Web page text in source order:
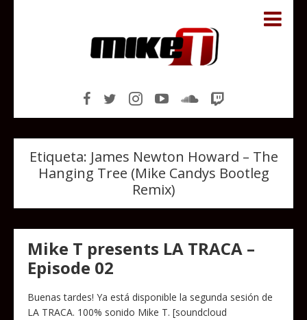
Etiqueta: James Newton Howard – The
Hanging Tree (Mike Candys Bootleg
Remix)
Mike T presents LA TRACA –
Episode 02
Buenas tardes! Ya está disponible la segunda sesión de
LA TRACA. 100% sonido Mike T. [soundcloud